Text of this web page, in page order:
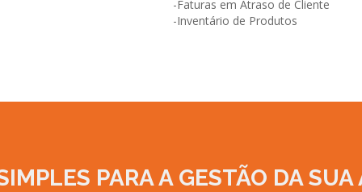
-Faturas em Atraso de Cliente
-Inventário de Produtos
PARA A GESTÃO DA